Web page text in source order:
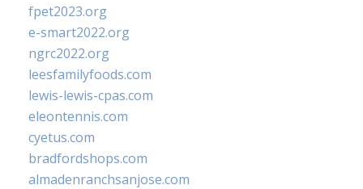
fpet2023.org
e-smart2022.org
ngrc2022.org
leesfamilyfoods.com
lewis-lewis-cpas.com
eleontennis.com
cyetus.com
bradfordshops.com
almadenranchsanjose.com